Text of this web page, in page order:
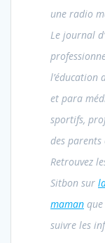
une radio
Le journal
l’éducation
et para
sportifs,
des parents
Retrouvez
Sitbon sur
maman
suivre les